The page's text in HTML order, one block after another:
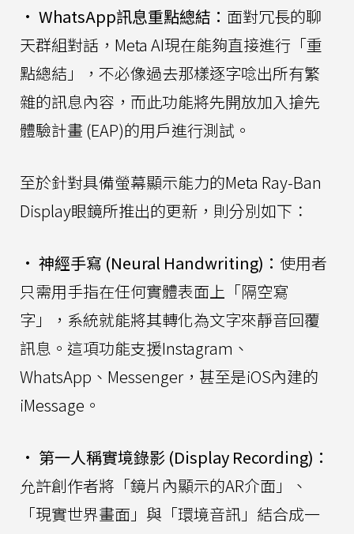
• WhatsApp訊息重點總結： 面對冗長的聊
天群組對話，Meta AI現在能夠直接進行「重
點總結」，不必像過去那樣逐字唸出所有繁
雜的訊息內容，而此功能將先開放加入搶先
體驗計畫 (EAP)的用戶進行測試。
至於針對具備螢幕顯示能力的Meta Ray-Ban
Display眼鏡所推出的更新，則分別如下：
• 神經手寫 (Neural Handwriting)： 使用者
只需用手指在任何實體表面上「隔空寫
字」，系統就能將其轉化為文字來靜音回覆
訊息。這項功能支援Instagram、
WhatsApp、Messenger，甚至是iOS內建的
iMessage。
• 第一人稱實境錄影 (Display Recording)：
允許創作者將「鏡片內顯示的AR介面」、
「現實世界畫面」與「環境音訊」結合成一